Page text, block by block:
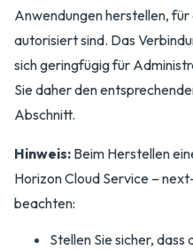
Anwendungen herstellen,
autorisiert sind. Das
sich geringfügig für
Sie daher den
Abschnitt.
Hinweis: Beim Herstellen
Horizon Cloud Service –
beachten:
Stellen Sie sicher,